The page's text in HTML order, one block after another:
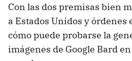
Con las dos premisas bien
a Estados Unidos y órdenes
cómo puede probarse la
imágenes de Google Bard